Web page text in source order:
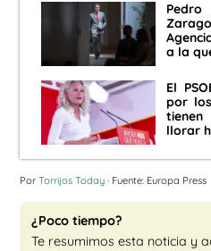
a la
El
por
llorar
Por Torrijos Today · Fuente: Europa Press
¿Poco tiempo?
Te resumimos esta noticia y